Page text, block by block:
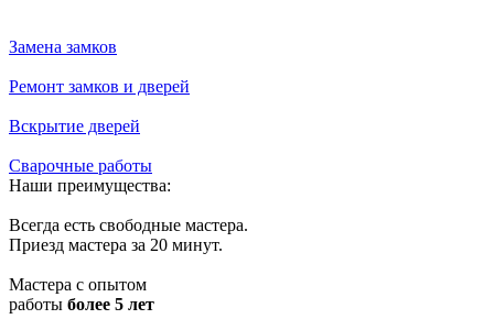
Замена замков
Ремонт замков и дверей
Вскрытие дверей
Сварочные работы
Наши преимущества:
Всегда есть свободные мастера.
Приезд мастера за 20 минут.
Мастера с опытом
работы более 5 лет